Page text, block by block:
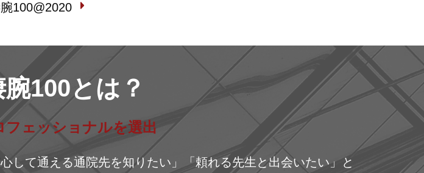
100@2020
100とは？
フェッショナルを選出
して通える通院先を知りたい」「頼れる先生と出会いたい」と